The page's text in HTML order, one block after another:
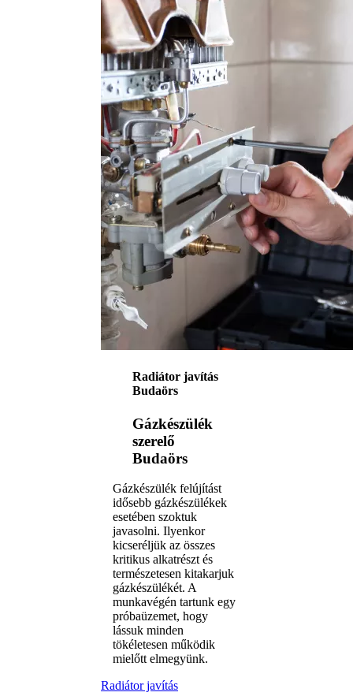
Radiátor javítás
Budaörs
Gázkészülék
szerelő
Budaörs
Gázkészülék felújítást
idősebb gázkészülékek
esetében szoktuk
javasolni. Ilyenkor
kicseréljük az összes
kritikus alkatrészt és
természetesen kitakarjuk
gázkészülékét. A
munkavégén tartunk egy
próbaüzemet, hogy
lássuk minden
tökéletesen működik
mielőtt elmegyünk.
Radiátor javítás